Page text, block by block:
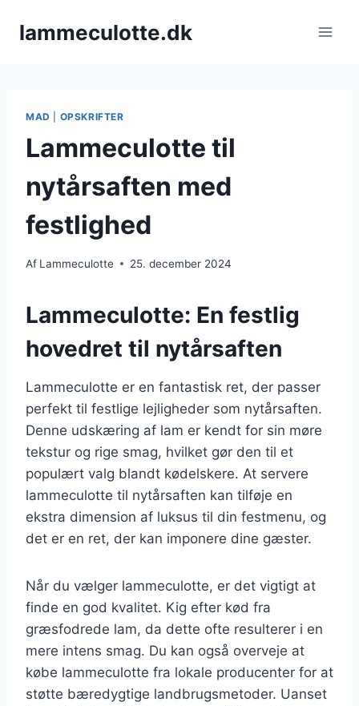
lammeculotte.dk
MAD OPSKRIFTER
Lammeculotte til
nytårsaften med
festlighed
Af Lammeculotte 25. december 2024
Lammeculotte: En festlig
hovedret til nytårsaften
Lammeculotte er en fantastisk ret, der passer
perfekt til festlige lejligheder som nytårsaften.
Denne udskæring af lam er kendt for sin møre
tekstur og rige smag, hvilket gør den til et
populært valg blandt kødelskere. At servere
lammeculotte til nytårsaften kan tilføje en
ekstra dimension af luksus til din festmenu, og
det er en ret, der kan imponere dine gæster.
Når du vælger lammeculotte, er det vigtigt at
finde en god kvalitet. Kig efter kød fra
græsfodrede lam, da dette ofte resulterer i en
mere intens smag. Du kan også overveje at
købe lammeculotte fra lokale producenter for at
støtte bæredygtige landbrugsmetoder. Uanset